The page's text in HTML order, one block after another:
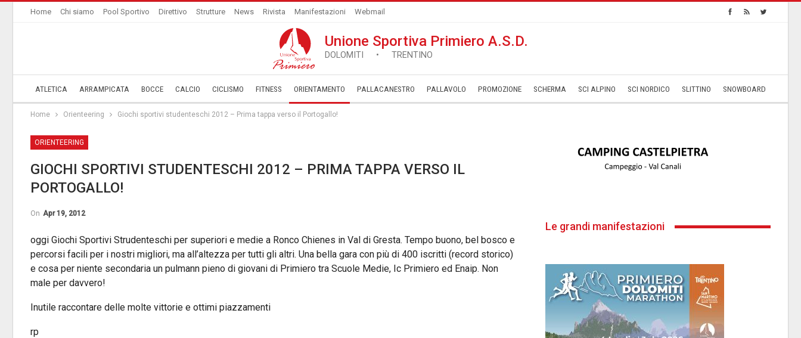
Home Chi siamo Pool Sportivo Direttivo Strutture News Rivista Manifestazioni Webmail
Unione Sportiva Primiero A.S.D.
DOLOMITI • TRENTINO
ATLETICA ARRAMPICATA BOCCE CALCIO CICLISMO FITNESS ORIENTAMENTO PALLACANESTRO PALLAVOLO ­PROMOZIONE SCHERMA SCI ALPINO SCI NORDICO SLITTINO SNOWBOARD
Home Orienteering Giochi sportivi studenteschi 2012 – Prima tappa verso il Portogallo!
ORIENTEERING
GIOCHI SPORTIVI STUDENTESCHI 2012 – PRIMA TAPPA VERSO IL
PORTOGALLO!
On Apr 19, 2012
oggi Giochi Sportivi Strudenteschi per superiori e medie a Ronco Chienes in Val di Gresta. Tempo buono, bel bosco e
percorsi facili per i nostri migliori, ma all’altezza per tutti gli altri. Una bella gara con più di 400 iscritti (record storico)
e cosa per niente secondaria un pulmann pieno di giovani di Primiero tra Scuole Medie, Ic Primiero ed Enaip. Non
male per davvero!
Inutile raccontare delle molte vittorie e ottimi piazzamenti
rp
Le grandi manifestazioni